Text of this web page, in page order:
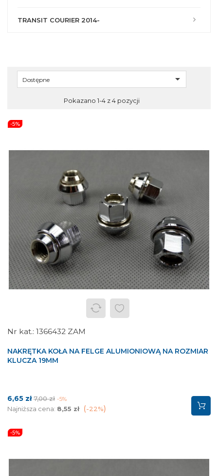
TRANSIT COURIER 2014-
Dostępne 
Pokazano 1-4 z 4 pozycji
-5%
1366432 ZAM
NAKRĘTKA KOŁA NA FELGE ALUMIONIOWĄ NA ROZMIAR
KLUCZA 19MM
Cena
6,65 zł Cena
podstawowa
7,00 zł -5%
Najniższa cena: 8,55 zł -22%
-5%